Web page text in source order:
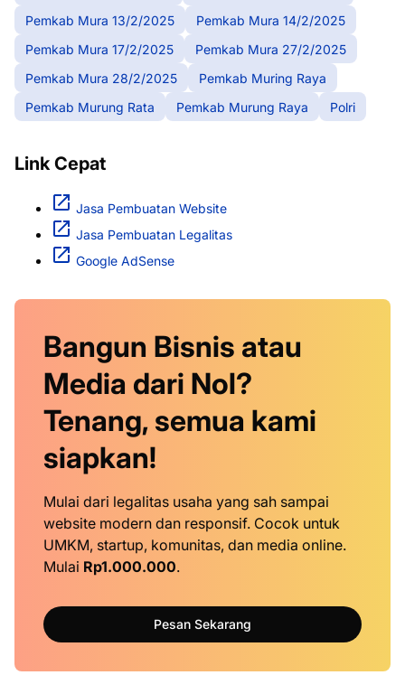
Pemkab Mura 13/2/2025
Pemkab Mura 14/2/2025
Pemkab Mura 17/2/2025
Pemkab Mura 27/2/2025
Pemkab Mura 28/2/2025
Pemkab Muring Raya
Pemkab Murung Rata
Pemkab Murung Raya Polri
Link Cepat
Jasa Pembuatan Website
Jasa Pembuatan Legalitas
Google AdSense
Bangun Bisnis atau
Media dari Nol?
Tenang, semua kami
siapkan!
Mulai dari legalitas usaha yang sah sampai
website modern dan responsif. Cocok untuk
UMKM, startup, komunitas, dan media online.
Mulai Rp1.000.000.
Pesan Sekarang